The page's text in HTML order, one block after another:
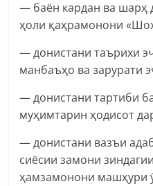
— баён кардан ва шарҳ
ҳоли қаҳрамонони
— донистани таърихи
манбаъҳо ва зарурати
— донистани тартиби
муҳимтарин ҳодисот
— донистани вазъи
сиёсии замони
ҳамзамонони машҳури